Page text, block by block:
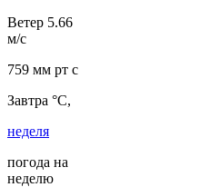
Ветер 5.66
м/с
759 мм рт с
Завтра °C,
неделя
погода на
неделю